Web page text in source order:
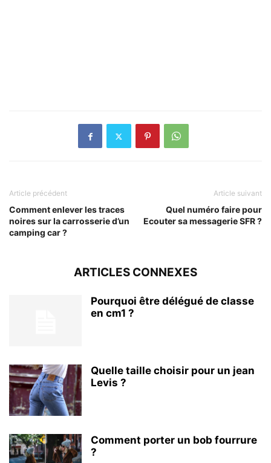
Article précédent
Comment enlever les traces
noires sur la carrosserie d’un
camping car ?
Article suivant
Quel numéro faire pour
Ecouter sa messagerie SFR ?
ARTICLES CONNEXES
Pourquoi être délégué de classe
en cm1 ?
Quelle taille choisir pour un jean
Levis ?
Comment porter un bob fourrure
?